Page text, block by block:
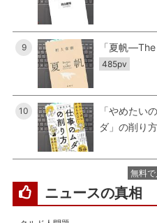
9 「夏帆
485pv
10
「やめたい
ダ」の削り
無料
ニュースの真相